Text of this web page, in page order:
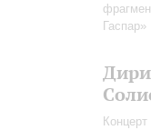
Гаспар»